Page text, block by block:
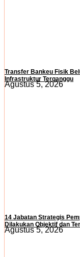
Transfer Bankeu Fisik
Infrastruktur Terganggu
Agustus 5, 2026
14 Jabatan Strategis
Dilakukan Objektif dan
Agustus 5, 2026